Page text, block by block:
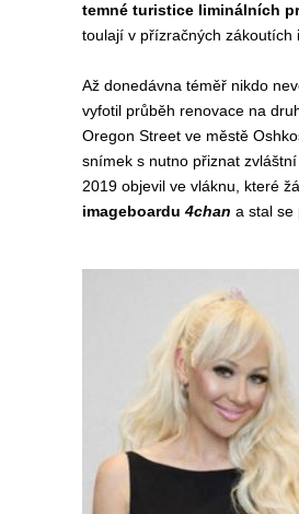
temné turistice liminálních
toulají v přízračných zákoutích
Až donedávna téměř nikdo
vyfotil průběh renovace na
Oregon Street ve městě
snímek s nutno přiznat
2019 objevil ve vláknu, které
imageboardu 4chan a stal se